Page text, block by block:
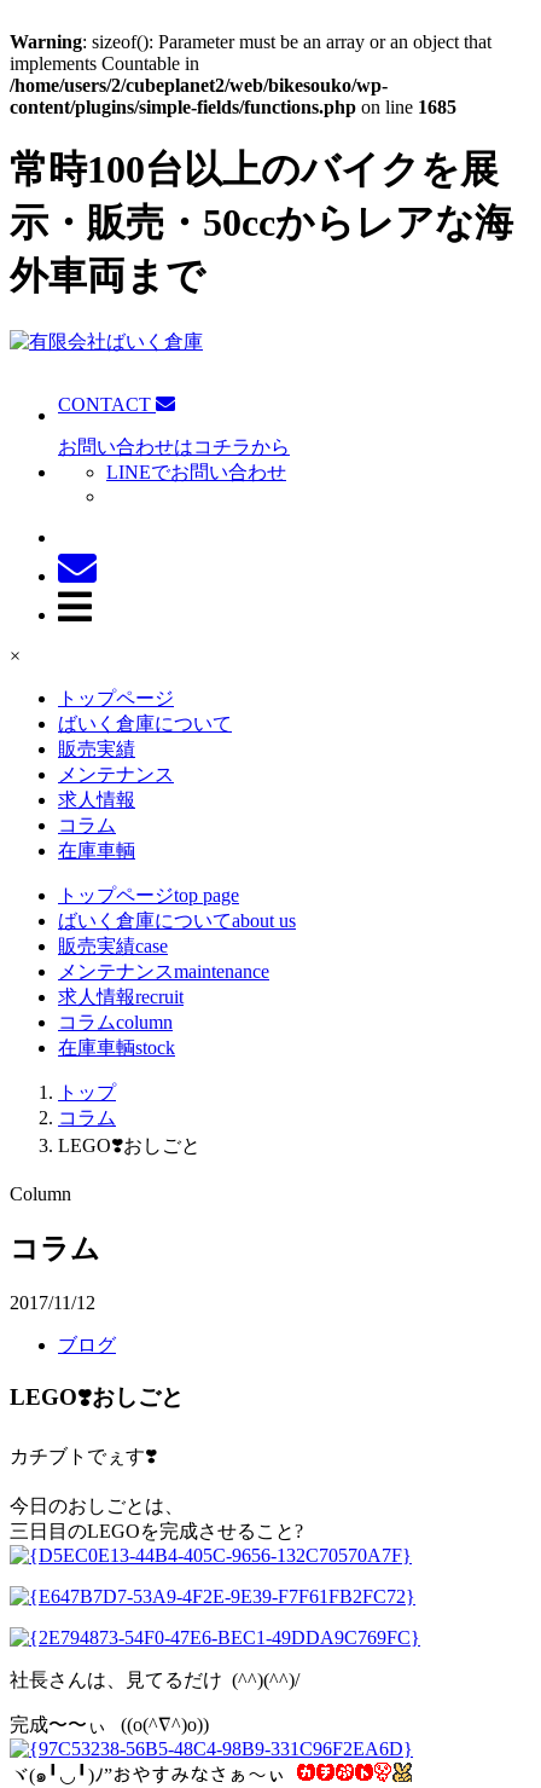
Warning: sizeof(): Parameter must be an array or an object that
implements Countable in
/home/users/2/cubeplanet2/web/bikesouko/wp-
content/plugins/simple-fields/functions.php on line 1685
常時100台以上のバイクを展
示・販売・50ccからレアな海
外車両まで
CONTACT
お問い合わせはコチラから
LINEでお問い合わせ
×
トップページ
ばいく倉庫について
販売実績
メンテナンス
求人情報
コラム
在庫車輌
トップページtop page
ばいく倉庫についてabout us
販売実績case
メンテナンスmaintenance
求人情報recruit
コラムcolumn
在庫車輌stock
トップ
コラム
LEGO❣️おしごと
Column
コラム
2017/11/12
ブログ
LEGO❣️おしごと
カチブトでぇす❣️
今日のおしごとは、
三日目のLEGOを完成させること?
社長さんは、見てるだけ (^^)(^^)/
完成〜〜ぃ ((o(^∇^)o))
ヾ(๑╹◡╹)ﾉ”おやすみなさぁ〜ぃ